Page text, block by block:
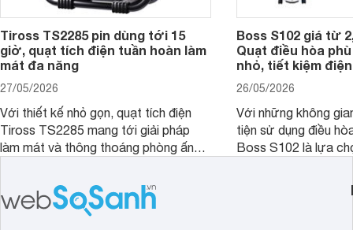
Tiross TS2285 pin dùng tới 15
giờ, quạt tích điện tuần hoàn làm
mát đa năng
27/05/2026
Với thiết kế nhỏ gọn, quạt tích điện
Tiross TS2285 mang tới giải pháp
làm mát và thông thoáng phòng ấn
khách hàng.
Boss S102 giá từ
Quạt điều hòa
nhỏ, tiết kiệm điện
26/05/2026
Với những không
tiện sử dụng điều
Boss S102 là lựa
đặc biệt khi kết hợp